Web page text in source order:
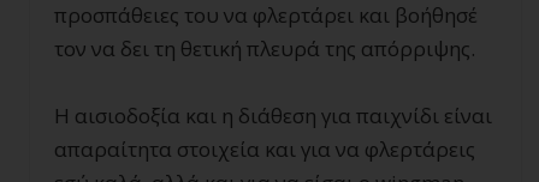
προσπάθειες του να φλερτάρει και βοήθησέ
τον να δει τη θετική πλευρά της απόρριψης.
Η αισιοδοξία και η διάθεση για παιχνίδι είναι
απαραίτητα στοιχεία και για να φλερτάρεις